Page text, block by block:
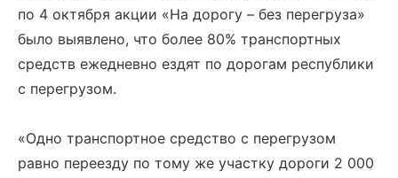
по 4 октября акции «На дорогу – без перегруза»
было выявлено, что более 80% транспортных
средств ежедневно ездят по дорогам республики
с перегрузом.
«Одно транспортное средство с перегрузом
равно переезду по тому же участку дороги 2 000